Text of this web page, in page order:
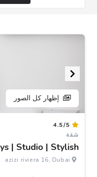
إظهار كل الصور
4.5/5
شقة
| Studio | Stylish ...
azizi riviera 16, Dubai